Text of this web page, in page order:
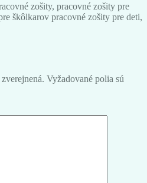
zošity, pracovné zošity pre
škôlkarov pracovné zošity pre deti,
Vyžadované polia sú